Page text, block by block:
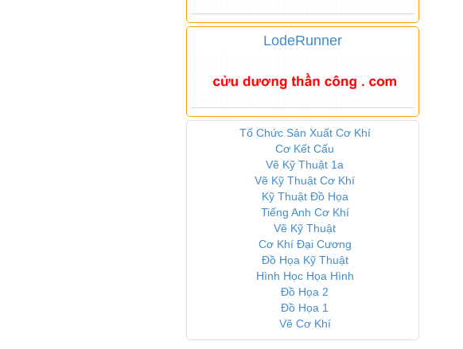
LodeRunner
Tổ Chức Sản Xuất Cơ Khí
Cơ Kết Cấu
Vẽ Kỹ Thuật 1a
Vẽ Kỹ Thuật Cơ Khí
Kỹ Thuật Đồ Họa
Tiếng Anh Cơ Khí
Vẽ Kỹ Thuật
Cơ Khí Đại Cương
Đồ Họa Kỹ Thuật
Hình Học Họa Hình
Đồ Họa 2
Đồ Họa 1
Vẽ Cơ Khí